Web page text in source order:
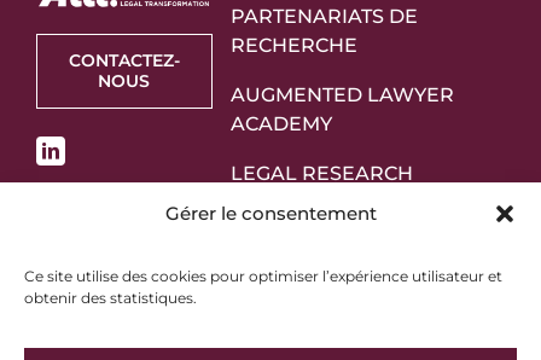
Gérer le consentement
Ce site utilise des cookies pour optimiser l’expérience utilisateur et
obtenir des statistiques.
CONTACTEZ-
NOUS
PARTENARIATS DE
RECHERCHE
AUGMENTED LAWYER
ACADEMY
LEGAL RESEARCH
STARTUPS